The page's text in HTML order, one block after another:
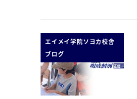
エイメイ学院ソヨカ校舎
ブログ